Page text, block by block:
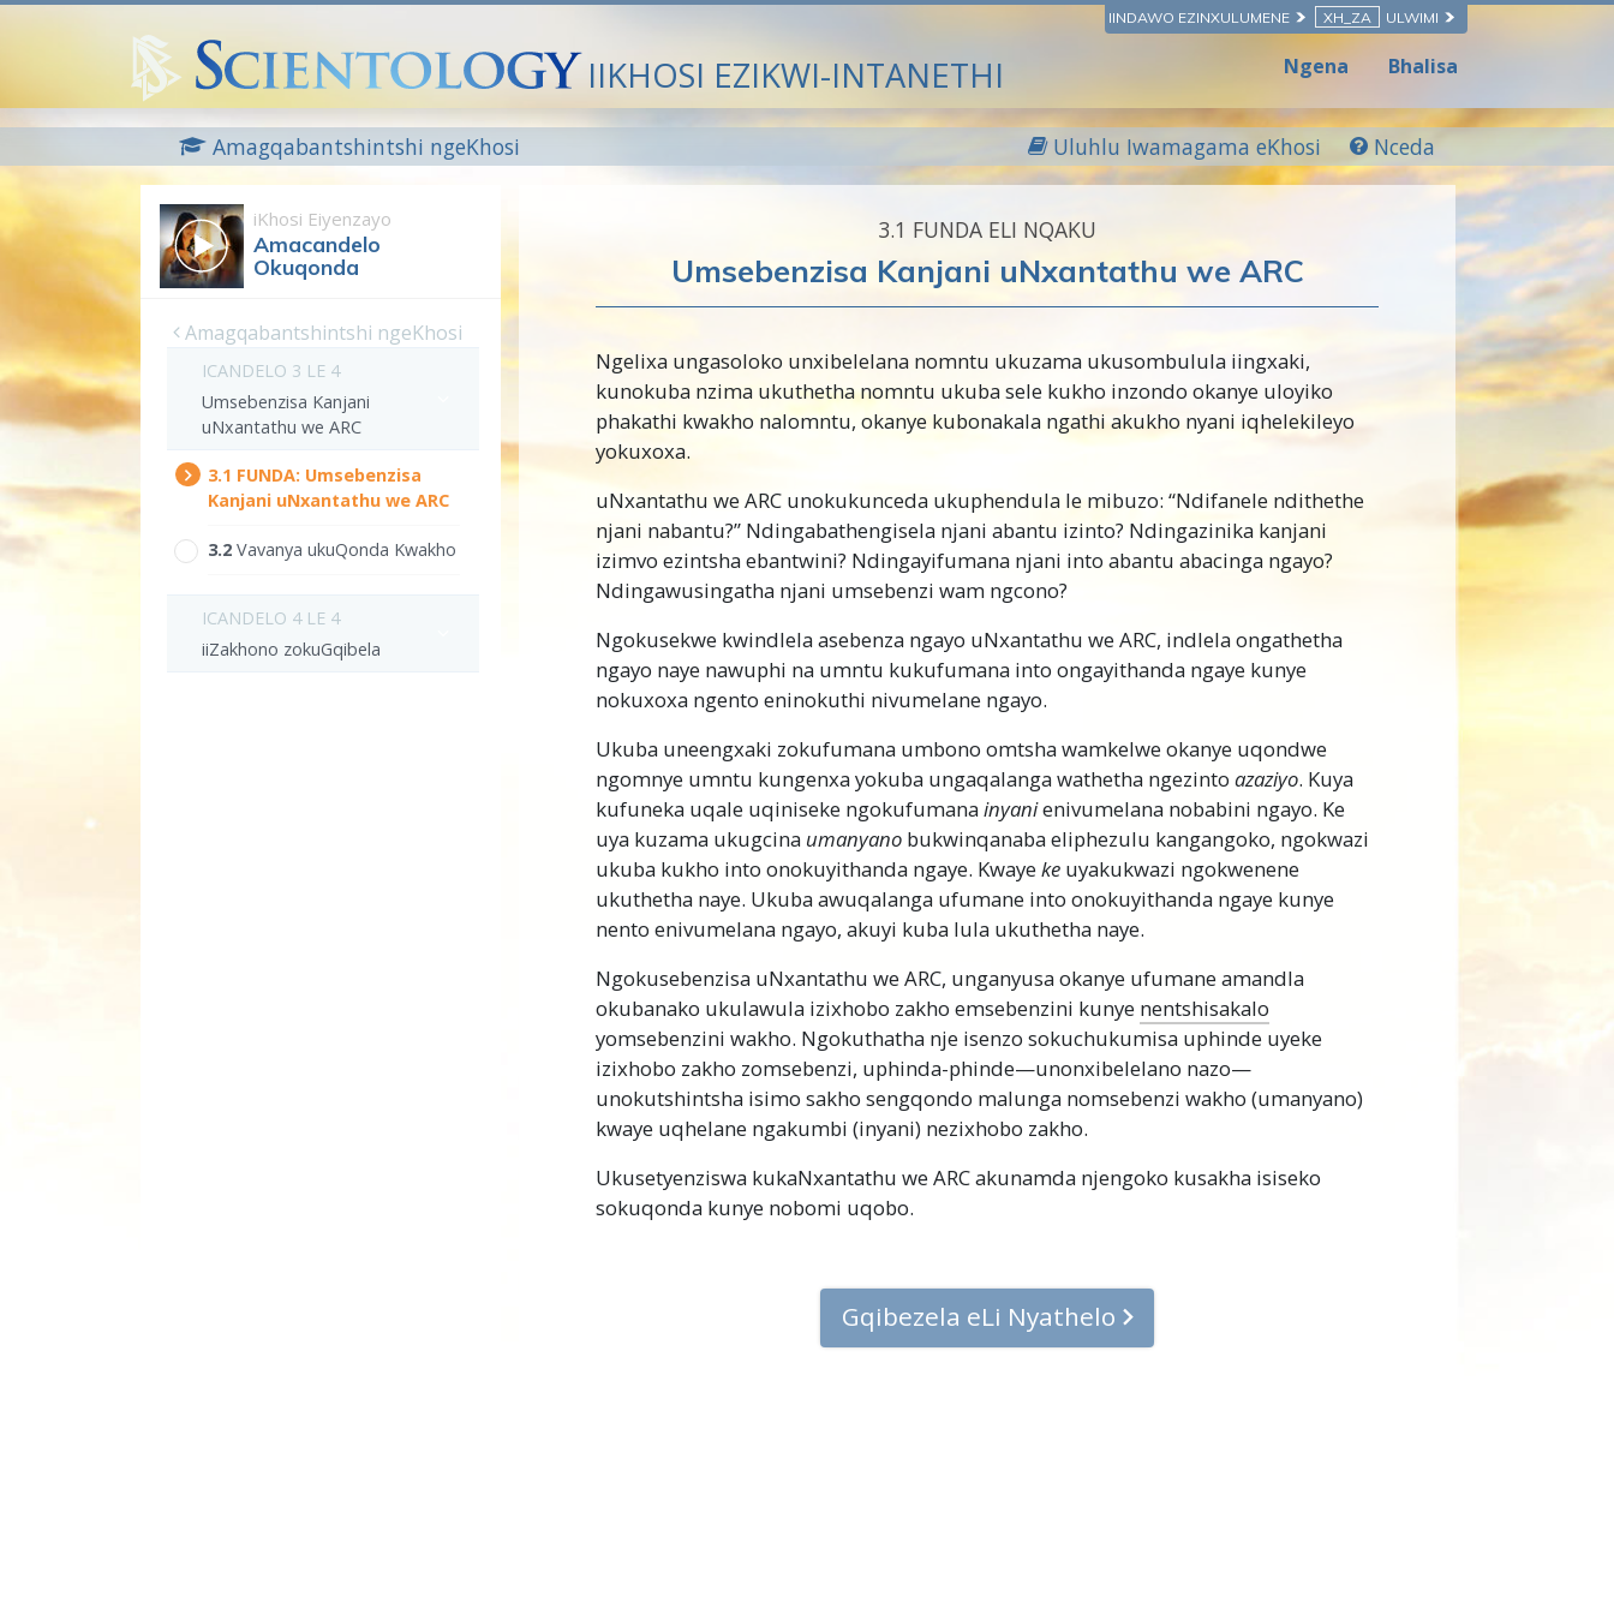
IINDAWO EZINXULUMENE XH_ZA ULWIMI
IIKHOSI EZIKWI-INTANETHI Ngena Bhalisa
Amagqabantshintshi ngeKhosi Uluhlu Iwamagama eKhosi Nceda
iKhosi Eiyenzayo
Amacandelo
Okuqonda
Amagqabantshintshi ngeKhosi
ICANDELO 3 LE 4
Umsebenzisa Kanjani
uNxantathu we ARC
3.‎1 FUNDA: Umsebenzisa
Kanjani uNxantathu we ARC
3.‎2 Vavanya ukuQonda Kwakho
ICANDELO 4 LE 4
iiZakhono zokuGqibela
3.‎1 FUNDA ELI NQAKU
Umsebenzisa Kanjani uNxantathu we ARC
Ngelixa ungasoloko unxibelelana nomntu ukuzama ukusombulula iingxaki,
kunokuba nzima ukuthetha nomntu ukuba sele kukho inzondo okanye uloyiko
phakathi kwakho nalomntu, okanye kubonakala ngathi akukho nyani iqhelekileyo
yokuxoxa.
uNxantathu we ARC unokukunceda ukuphendula le mibuzo: “Ndifanele ndithethe
njani nabantu?” Ndingabathengisela njani abantu izinto? Ndingazinika kanjani
izimvo ezintsha ebantwini? Ndingayifumana njani into abantu abacinga ngayo?
Ndingawusingatha njani umsebenzi wam ngcono?
Ngokusekwe kwindlela asebenza ngayo uNxantathu we ARC, indlela ongathetha
ngayo naye nawuphi na umntu kukufumana into ongayithanda ngaye kunye
nokuxoxa ngento eninokuthi nivumelane ngayo.
Ukuba uneengxaki zokufumana umbono omtsha wamkelwe okanye uqondwe
ngomnye umntu kungenxa yokuba ungaqalanga wathetha ngezinto azaziyo. Kuya
kufuneka uqale uqiniseke ngokufumanainyanienivumelana nobabini ngayo. Ke
uya kuzama ukugcina umanyano bukwinqanaba eliphezulu kangangoko, ngokwazi
ukuba kukho into onokuyithanda ngaye. Kwayeke uyakukwazi ngokwenene
ukuthetha naye. Ukuba awuqalanga ufumane into onokuyithanda ngaye kunye
nento enivumelana ngayo, akuyi kuba lula ukuthetha naye.
Ngokusebenzisa uNxantathu we ARC, unganyusa okanye ufumane amandla
okubanako ukulawula izixhobo zakho emsebenzini kunye nentshisakalo
yomsebenzini wakho. Ngokuthatha nje isenzo sokuchukumisa uphinde uyeke
izixhobo zakho zomsebenzi, uphinda-phinde—unonxibelelano nazo—
unokutshintsha isimo sakho sengqondo malunga nomsebenzi wakho (umanyano)
kwaye uqhelane ngakumbi (inyani) nezixhobo zakho.
Ukusetyenziswa kukaNxantathu we ARC akunamda njengoko kusakha isiseko
sokuqonda kunye nobomi uqobo.
Gqibezela eLi Nyathelo